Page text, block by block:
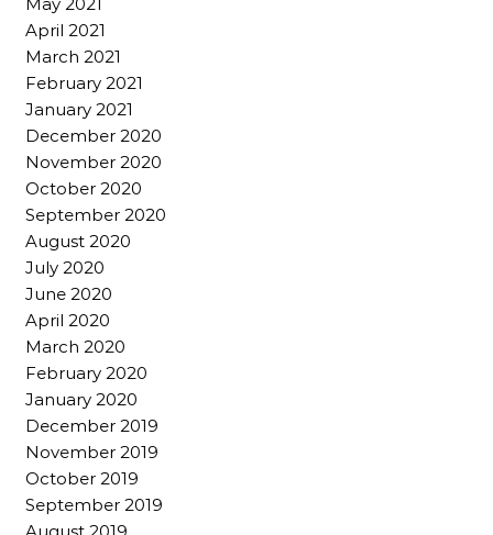
May 2021
April 2021
March 2021
February 2021
January 2021
December 2020
November 2020
October 2020
September 2020
August 2020
July 2020
June 2020
April 2020
March 2020
February 2020
January 2020
December 2019
November 2019
October 2019
September 2019